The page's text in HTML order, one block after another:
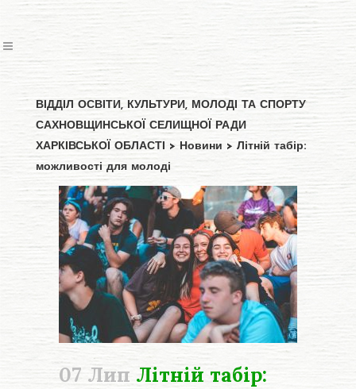
ВІДДІЛ ОСВІТИ, КУЛЬТУРИ, МОЛОДІ ТА СПОРТУ
САХНОВЩИНСЬКОЇ СЕЛИЩНОЇ РАДИ
ХАРКІВСЬКОЇ ОБЛАСТІ > Новини > Літній табір:
можливості для молоді
07 Лип Літній табір: